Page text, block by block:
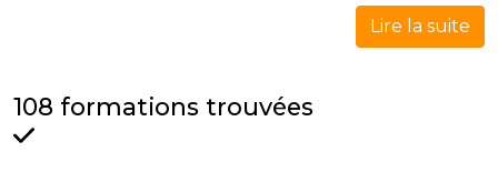
Lire la suite
108 formations trouvées